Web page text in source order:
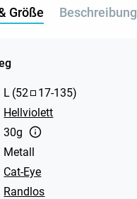
Größe Beschreibung
L (52 17-135)
Hellviolett
30g
Metall
Cat-Eye
Randlos